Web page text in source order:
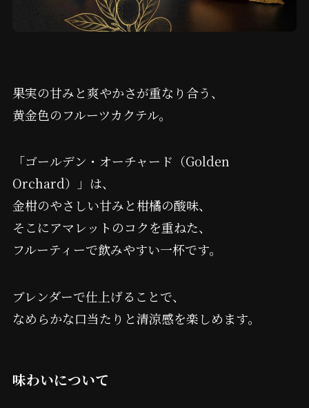
果実の甘みと爽やかさが重なり合う、
黄金色のフルーツカクテル。
「ゴールデン・オーチャード（Golden
Orchard）」は、
金柑のやさしい甘みと柑橘の酸味、
そこにアマレットのコクを重ねた、
フルーティーで飲みやすい一杯です。
ブレンダーで仕上げることで、
なめらかな口当たりと清涼感を楽しめます。
味わいについて